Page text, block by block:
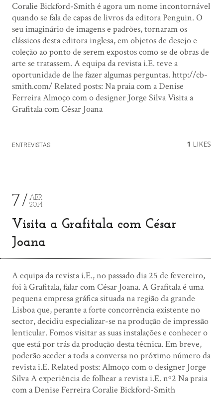
Coralie Bickford-Smith é agora um nome incontornável
quando se fala de capas de livros da editora Penguin. O
seu imaginário de imagens e padrões, tornaram os
clássicos desta editora inglesa, em objetos de desejo e
coleção ao ponto de serem expostos como se de obras de
arte se tratassem. A equipa da revista i.E. teve a
oportunidade de lhe fazer algumas perguntas. http://cb-
smith.com/ Related posts: Na praia com a Denise
Ferreira Almoço com o designer Jorge Silva Visita a
Grafitala com César Joana
ENTREVISTAS 1 LIKES
7
ABR
2014
Visita a Grafitala com César
Joana
A equipa da revista i.E., no passado dia 25 de fevereiro,
foi à Grafitala, falar com César Joana. A Grafitala é uma
pequena empresa gráfica situada na região da grande
Lisboa que, perante a forte concorrência existente no
sector, decidiu especializar-se na produção de impressão
lenticular. Fomos visitar as suas instalações e conhecer o
que está por trás da produção desta técnica. Em breve,
poderão aceder a toda a conversa no próximo número da
revista i.E. Related posts: Almoço com o designer Jorge
Silva A experiência de folhear a revista i.E. nº2 Na praia
com a Denise Ferreira Coralie Bickford-Smith